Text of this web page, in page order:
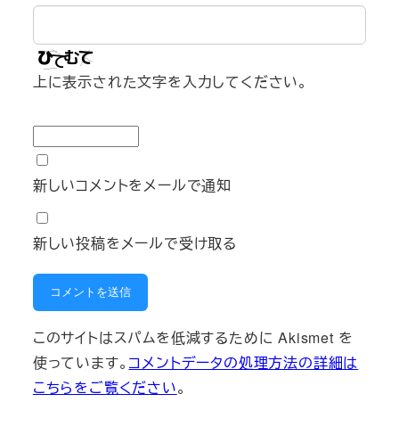
上に表示された文字を入力してください。
新しいコメントをメールで通知
新しい投稿をメールで受け取る
このサイトはスパムを低減するために Akismet を
使っています。 コメントデータの処理方法の詳細は
こちらをご覧ください。